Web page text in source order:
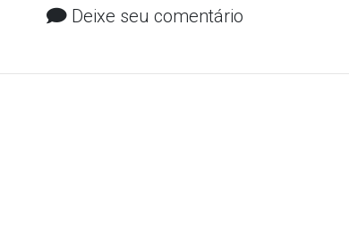
Deixe seu comentário